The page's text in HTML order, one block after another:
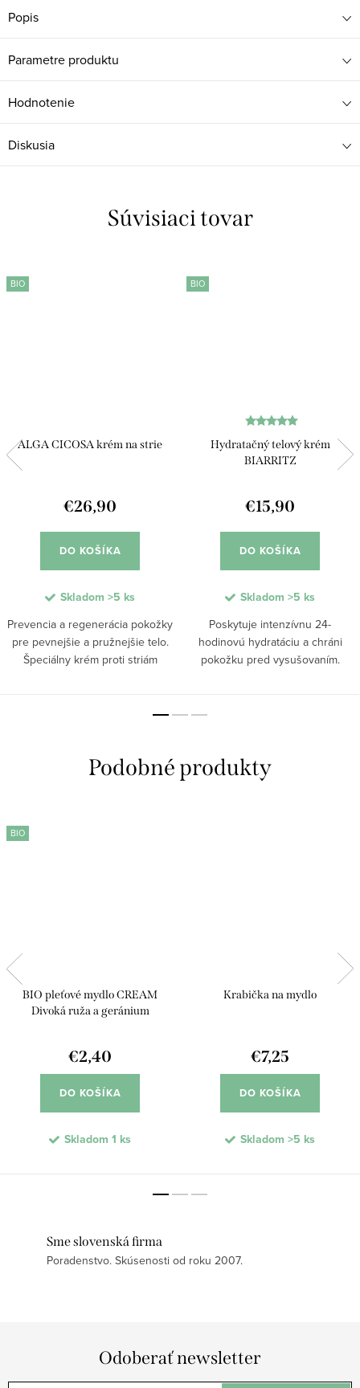
Popis
Parametre produktu
Hodnotenie
Diskusia
Súvisiaci tovar
BIO
ALGA CICOSA krém na strie
€26,90
DO KOŠÍKA
Skladom >5 ks
Prevencia a regenerácia pokožky
pre pevnejšie a pružnejšie telo.
Špeciálny krém proti striám
extrakt z červených rias pre
BIO
Hydratačný telový krém
BIARRITZ
€15,90
DO KOŠÍKA
Skladom >5 ks
Poskytuje intenzívnu 24-
hodinovú hydratáciu a chráni
pokožku pred vysušovaním.
redukuje pocit napätia pokožky,
BIO
BIO pleťové mydlo CREAM
Divoká ruža a geránium
€2,40
DO KOŠÍKA
Skladom 1 ks
Krabička na mydlo
€7,25
DO KOŠÍKA
Skladom >5 ks
Sme slovenská firma
Poradenstvo. Skúsenosti od roku 2007.
Odoberať newsletter